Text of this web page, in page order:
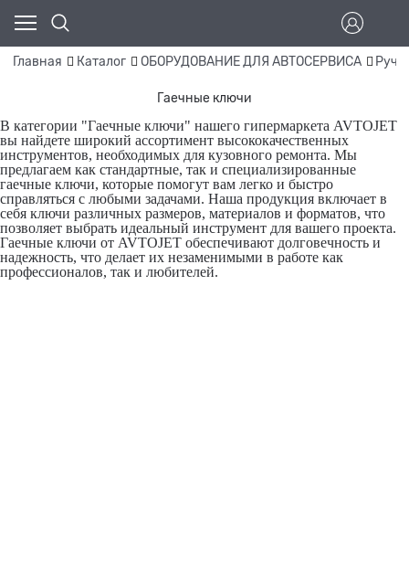
Главная Каталог ОБОРУДОВАНИЕ ДЛЯ АВТОСЕРВИСА
Гаечные ключи
В категории "Гаечные ключи" нашего гипермаркета AVTOJET
вы найдете широкий ассортимент высококачественных
инструментов, необходимых для кузовного ремонта. Мы
предлагаем как стандартные, так и специализированные
гаечные ключи, которые помогут вам легко и быстро
справляться с любыми задачами. Наша продукция включает в
себя ключи различных размеров, материалов и форматов, что
позволяет выбрать идеальный инструмент для вашего проекта.
Гаечные ключи от AVTOJET обеспечивают долговечность и
надежность, что делает их незаменимыми в работе как
профессионалов, так и любителей.